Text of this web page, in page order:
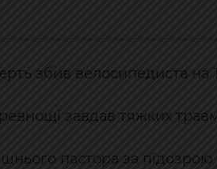
збив велосипедиста на
завдав тяжких
пастора за